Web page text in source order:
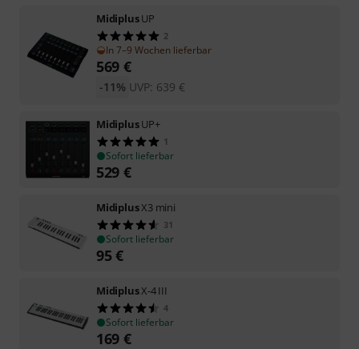
MidiplusUP
2
In 7–9 Wochen lieferbar
569 €
UVP: 639 €
-11%
MidiplusUP+
1
Sofort lieferbar
529 €
MidiplusX3 mini
31
Sofort lieferbar
95€
MidiplusX-4 III
4
Sofort lieferbar
169 €